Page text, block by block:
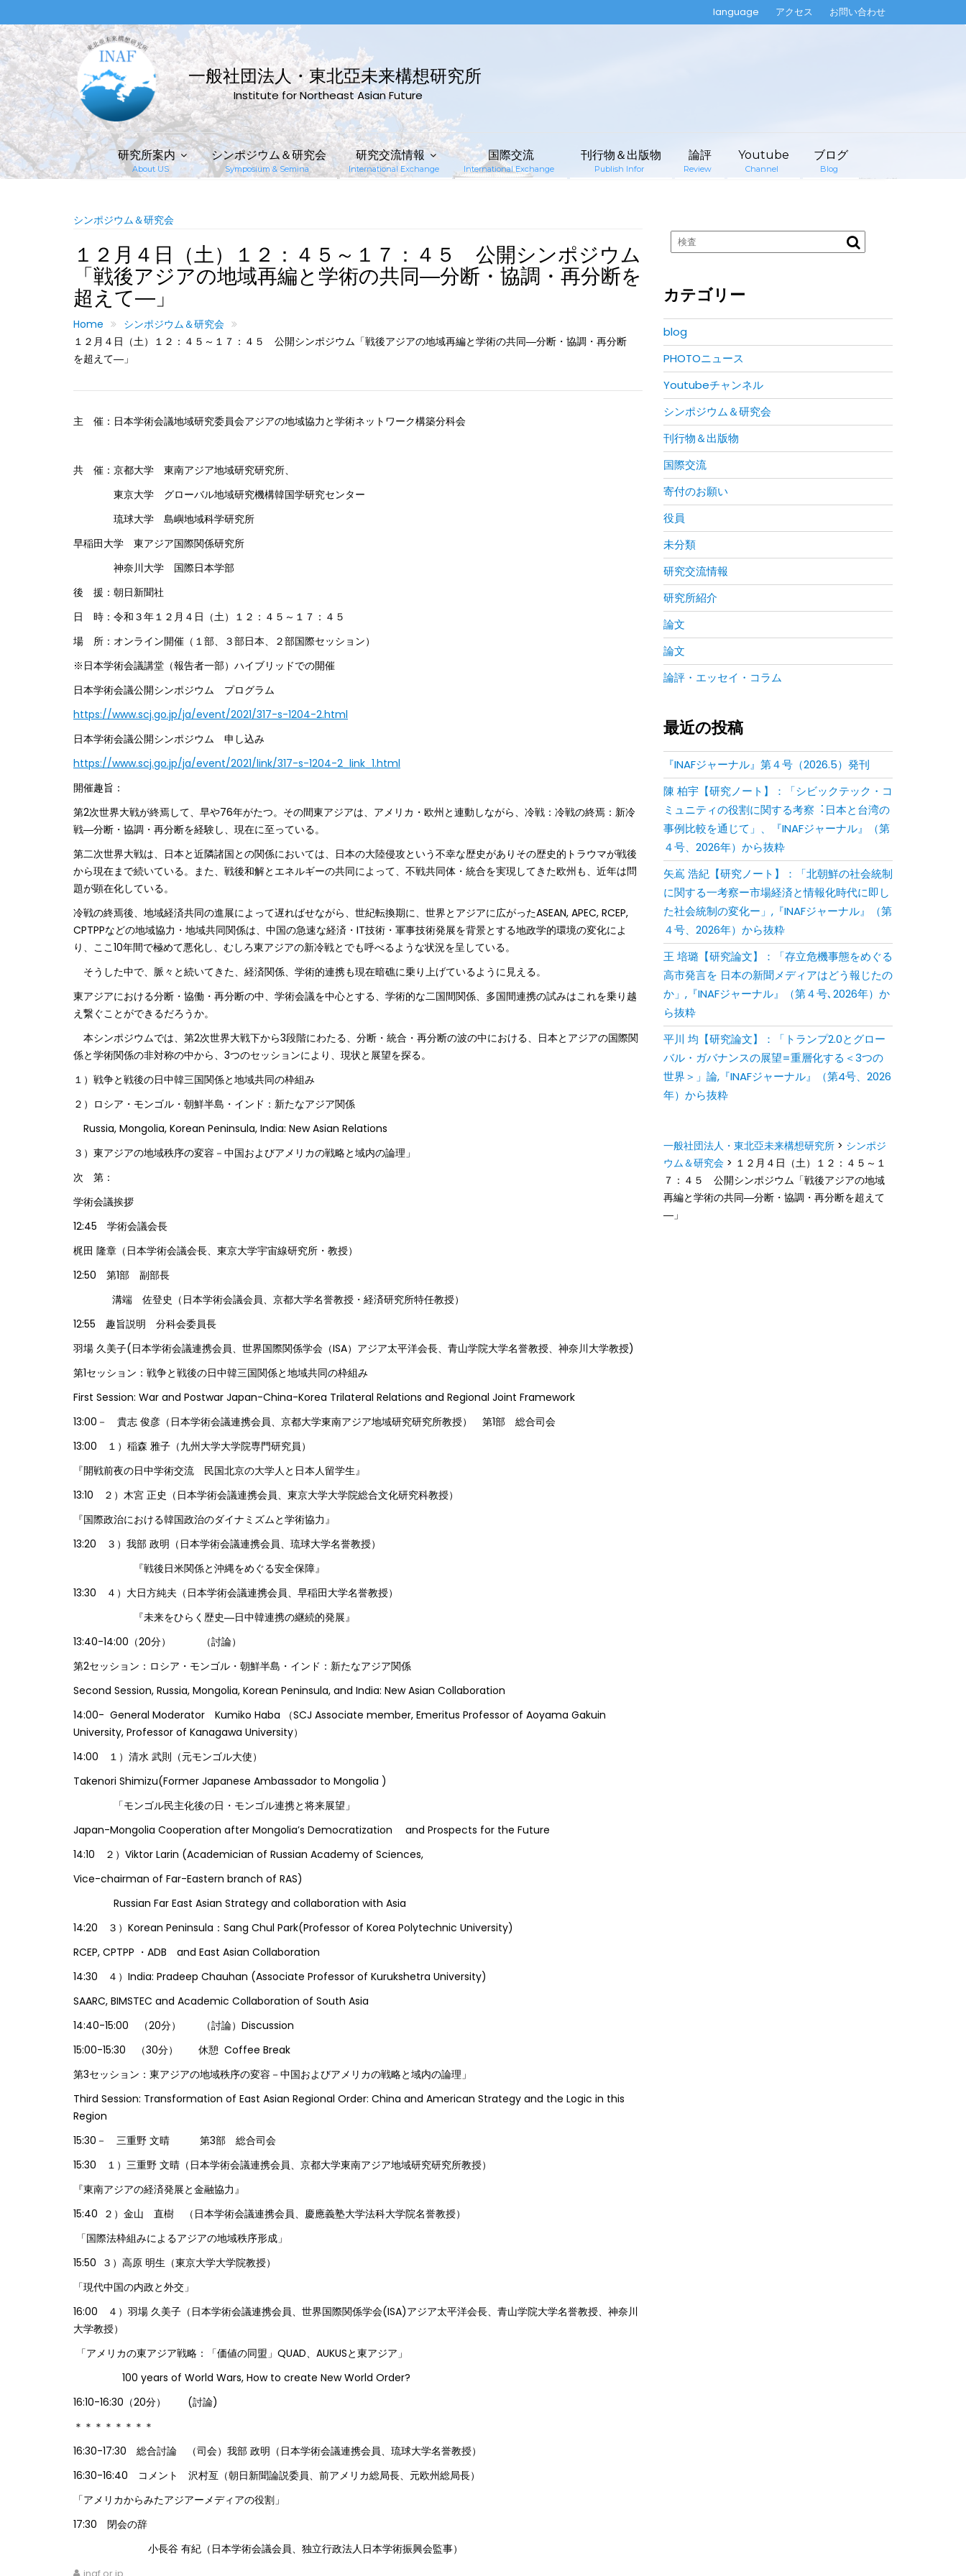
to
content
language アクセス お問い合わせ
一般社団法人・東北亞未来構想研究所
Institute for Northeast Asian Future
About US
研究所案内
Symposium & Semina
シンポジウム＆研究会
International Exchange
研究交流情報
International Exchange
国際交流
Publish Infor
刊行物＆出版物
Review
論評
Channel
Youtube
Blog
ブログ
シンポジウム＆研究会
１２月４日（土）１２：４５～１７：４５ 公開シンポジウム
「戦後アジアの地域再編と学術の共同―分断・協調・再分断を
超えて―」
Home
シンポジウム＆研究会
１２月４日（土）１２：４５～１７：４５ 公開シンポジウム「戦後アジアの地域再編と学術の共同―分断・協調・再分断
を超えて―」
主 催：日本学術会議地域研究委員会アジアの地域協力と学術ネットワーク構築分科会
共 催：京都大学 東南アジア地域研究研究所、
東京大学 グローバル地域研究機構韓国学研究センター
琉球大学 島嶼地域科学研究所
早稲田大学 東アジア国際関係研究所
神奈川大学 国際日本学部
後 援：朝日新聞社
日 時：令和３年１２月４日（土）１２：４５～１７：４５
場 所：オンライン開催（１部、３部日本、２部国際セッション）
※日本学術会議講堂（報告者一部）ハイブリッドでの開催
日本学術会議公開シンポジウム プログラム
https://www.scj.go.jp/ja/event/2021/317-s-1204-2.html
日本学術会議公開シンポジウム 申し込み
https://www.scj.go.jp/ja/event/2021/link/317-s-1204-2_link_1.html
開催趣旨：
第2次世界大戦が終焉して、早や76年がたつ。その間東アジアは、アメリカ・欧州と連動しながら、冷戦：冷戦の終焉：新冷
戦―分断・協調・再分断を経験し、現在に至っている。
第二次世界大戦は、日本と近隣諸国との関係においては、日本の大陸侵攻という不幸な歴史がありその歴史的トラウマが戦後
から現在まで続いている。また、戦後和解とエネルギーの共同によって、不戦共同体・統合を実現してきた欧州も、近年は問
題が顕在化している。
冷戦の終焉後、地域経済共同の進展によって遅ればせながら、世紀転換期に、世界とアジアに広がったASEAN, APEC, RCEP,
CPTPPなどの地域協力・地域共同関係は、中国の急速な経済・IT技術・軍事技術発展を背景とする地政学的環境の変化によ
り、ここ10年間で極めて悪化し、むしろ東アジアの新冷戦とでも呼べるような状況を呈している。
そうした中で、脈々と続いてきた、経済関係、学術的連携も現在暗礁に乗り上げているように見える。
東アジアにおける分断・協働・再分断の中、学術会議を中心とする、学術的な二国間関係、多国間連携の試みはこれを乗り越
え繋ぐことができるだろうか。
本シンポジウムでは、第2次世界大戦下から3段階にわたる、分断・統合・再分断の波の中における、日本とアジアの国際関
係と学術関係の非対称の中から、3つのセッションにより、現状と展望を探る。
１）戦争と戦後の日中韓三国関係と地域共同の枠組み
２）ロシア・モンゴル・朝鮮半島・インド：新たなアジア関係
Russia, Mongolia, Korean Peninsula, India: New Asian Relations
３）東アジアの地域秩序の変容－中国およびアメリカの戦略と域内の論理」
次 第：
学術会議挨拶
12:45 学術会議会長
梶田 隆章（日本学術会議会長、東京大学宇宙線研究所・教授）
12:50 第1部 副部長
溝端 佐登史（日本学術会議会員、京都大学名誉教授・経済研究所特任教授）
12:55 趣旨説明 分科会委員長
羽場 久美子(日本学術会議連携会員、世界国際関係学会（ISA）アジア太平洋会長、青山学院大学名誉教授、神奈川大学教授)
第1セッション：戦争と戦後の日中韓三国関係と地域共同の枠組み
First Session: War and Postwar Japan-China-Korea Trilateral Relations and Regional Joint Framework
13:00－ 貴志 俊彦（日本学術会議連携会員、京都大学東南アジア地域研究研究所教授） 第1部 総合司会
13:00 １）稲森 雅子（九州大学大学院専門研究員）
『開戦前夜の日中学術交流 民国北京の大学人と日本人留学生』
13:10 ２）木宮 正史（日本学術会議連携会員、東京大学大学院総合文化研究科教授）
『国際政治における韓国政治のダイナミズムと学術協力』
13:20 ３）我部 政明（日本学術会議連携会員、琉球大学名誉教授）
『戦後日米関係と沖縄をめぐる安全保障』
13:30 ４）大日方純夫（日本学術会議連携会員、早稲田大学名誉教授）
『未来をひらく歴史―日中韓連携の継続的発展』
13:40-14:00（20分） （討論）
第2セッション：ロシア・モンゴル・朝鮮半島・インド：新たなアジア関係
Second Session, Russia, Mongolia, Korean Peninsula, and India: New Asian Collaboration
14:00- General Moderator Kumiko Haba （SCJ Associate member, Emeritus Professor of Aoyama Gakuin
University, Professor of Kanagawa University）
14:00 １）清水 武則（元モンゴル大使）
Takenori Shimizu(Former Japanese Ambassador to Mongolia )
「モンゴル民主化後の日・モンゴル連携と将来展望」
Japan-Mongolia Cooperation after Mongolia’s Democratization and Prospects for the Future
14:10 ２）Viktor Larin (Academician of Russian Academy of Sciences,
Vice-chairman of Far-Eastern branch of RAS)
Russian Far East Asian Strategy and collaboration with Asia
14:20 ３）Korean Peninsula：Sang Chul Park(Professor of Korea Polytechnic University)
RCEP, CPTPP ・ADB and East Asian Collaboration
14:30 ４）India: Pradeep Chauhan (Associate Professor of Kurukshetra University)
SAARC, BIMSTEC and Academic Collaboration of South Asia
14:40-15:00 （20分） （討論）Discussion
15:00-15:30 （30分） 休憩 Coffee Break
第3セッション：東アジアの地域秩序の変容－中国およびアメリカの戦略と域内の論理」
Third Session: Transformation of East Asian Regional Order: China and American Strategy and the Logic in this
Region
15:30－ 三重野 文晴 第3部 総合司会
15:30 １）三重野 文晴（日本学術会議連携会員、京都大学東南アジア地域研究研究所教授）
『東南アジアの経済発展と金融協力』
15:40 ２）金山 直樹 （日本学術会議連携会員、慶應義塾大学法科大学院名誉教授）
「国際法枠組みによるアジアの地域秩序形成」
15:50 ３）高原 明生（東京大学大学院教授）
「現代中国の内政と外交」
16:00 ４）羽場 久美子（日本学術会議連携会員、世界国際関係学会(ISA)アジア太平洋会長、青山学院大学名誉教授、神奈川
大学教授）
「アメリカの東アジア戦略：「価値の同盟」QUAD、AUKUSと東アジア」
100 years of World Wars, How to create New World Order?
16:10-16:30（20分） (討論)
＊＊＊＊＊＊＊＊
16:30-17:30 総合討論 （司会）我部 政明（日本学術会議連携会員、琉球大学名誉教授）
16:30-16:40 コメント 沢村亙（朝日新聞論説委員、前アメリカ総局長、元欧州総局長）
「アメリカからみたアジアーメディアの役割」
17:30 閉会の辞
小長谷 有紀（日本学術会議会員、独立行政法人日本学術振興会監事）
カテゴリー
blog
PHOTOニュース
Youtubeチャンネル
シンポジウム＆研究会
刊行物＆出版物
国際交流
寄付のお願い
役員
未分類
研究交流情報
研究所紹介
論文
論文
論評・エッセイ・コラム
最近の投稿
『INAFジャーナル』第４号（2026.5）発刊
陳 柏宇【研究ノート】：「シビックテック・コ
ミュニティの役割に関する考察︓⽇本と台湾の
事例⽐較を通じて」、『INAFジャーナル』（第
４号、2026年）から抜粋
矢嶌 浩紀【研究ノート】：「北朝鮮の社会統制
に関する一考察ー市場経済と情報化時代に即し
た社会統制の変化ー」,『INAFジャーナル』（第
４号、2026年）から抜粋
王 培璐【研究論文】：「存⽴危機事態をめぐる
⾼市発⾔を ⽇本の新聞メディアはどう報じたの
か」,『INAFジャーナル』（第４号､2026年）か
ら抜粋
平川 均【研究論文】：「トランプ2.0とグロー
バル・ガバナンスの展望=重層化する＜3つの
世界＞」論,『INAFジャーナル』（第4号、2026
年）から抜粋
一般社団法人・東北亞未来構想研究所> シンポジ
ウム＆研究会> １２月４日（土）１２：４５～１
７：４５ 公開シンポジウム「戦後アジアの地域
再編と学術の共同―分断・協調・再分断を超えて
―」